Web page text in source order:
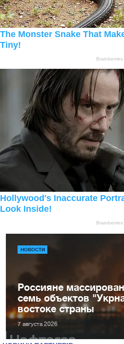
НОВОСТИ
Россияне
семь объектов
востоке страны
7 августа 2026